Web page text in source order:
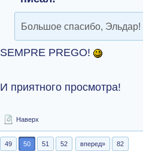
Большое спасибо, Эльдар!
SEMPRE PREGO!
И приятного просмотра!
Наверх
49 50 51 52 вперед» 82